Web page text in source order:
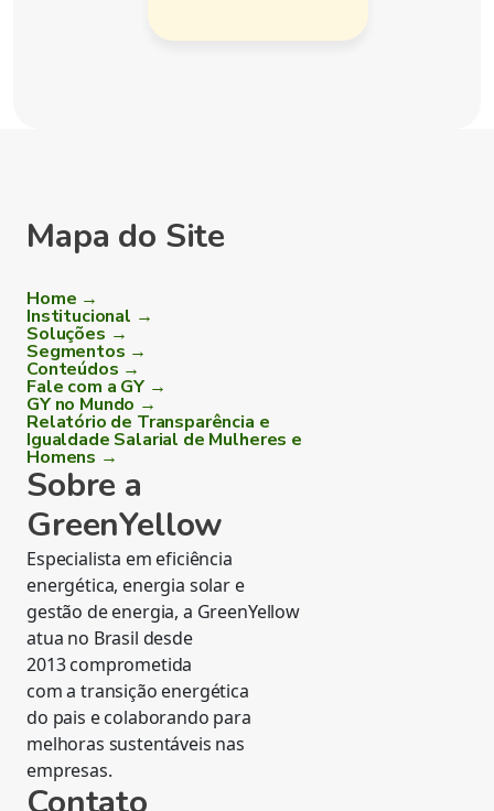
Mapa do Site
Home →
Institucional →
Soluções →
Segmentos →
Conteúdos →
Fale com a GY →
GY no Mundo →
Relatório de Transparência e
Igualdade Salarial de Mulheres e
Homens →
Sobre a
GreenYellow
Especialista em eficiência
energética, energia solar e
gestão de energia, a GreenYellow
atua no Brasil desde
2013 comprometida
com a transição energética
do pais e colaborando para
melhoras sustentáveis nas
empresas.